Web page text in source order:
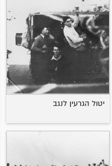
יטול הגרעין לנגב